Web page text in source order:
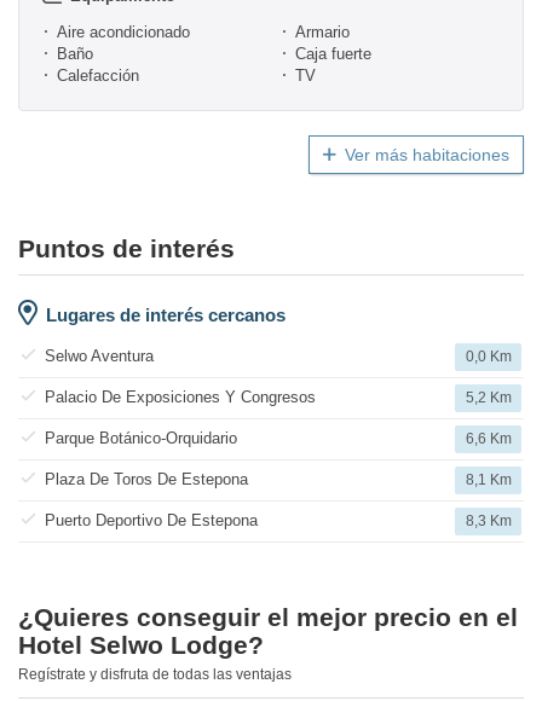
Aire acondicionado
Armario
Baño
Caja fuerte
Calefacción
TV
Ver más habitaciones
Puntos de interés
Lugares de interés cercanos
Selwo Aventura 0,0 Km
Palacio De Exposiciones Y Congresos 5,2 Km
Parque Botánico-Orquidario 6,6 Km
Plaza De Toros De Estepona 8,1 Km
Puerto Deportivo De Estepona 8,3 Km
¿Quieres conseguir el mejor precio en el
Hotel Selwo Lodge?
Regístrate y disfruta de todas las ventajas